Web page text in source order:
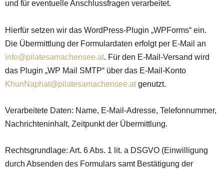
und für eventuelle Anschlussfragen verarbeitet.
Hierfür setzen wir das WordPress-Plugin „WPForms“ ein.
Die Übermittlung der Formulardaten erfolgt per E-Mail an
info@pilatesamachensee.at. Für den E-Mail-Versand wird
das Plugin „WP Mail SMTP“ über das E-Mail-Konto
KhunNaphat@pilatesamachensee.atgenutzt.
Verarbeitete Daten: Name, E-Mail-Adresse, Telefonnummer,
Nachrichteninhalt, Zeitpunkt der Übermittlung.
Rechtsgrundlage: Art. 6 Abs. 1 lit. a DSGVO (Einwilligung
durch Absenden des Formulars samt Bestätigung der